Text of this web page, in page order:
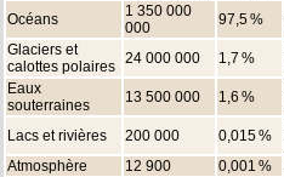
Océans
1 350 000
000
97,5 %
Glaciers et
calottes polaires 24 000 000 1,7 %
Eaux
souterraines
13 500 000 1,6 %
Lacs et rivières
200 000 0,015 %
Atmosphère
12 900 0,001 %